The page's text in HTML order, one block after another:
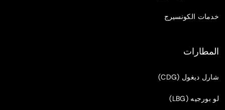
خدمات الكونسيرج
المطارات
شارل ديغول (CDG)
لو بورجيه (LBG)